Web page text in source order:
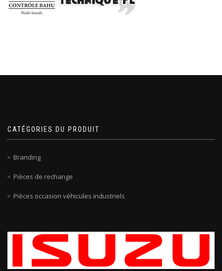
CATÉGORIES DU PRODUIT
Branding
Pièces de rechange
Pièces occasion véhicules industriels